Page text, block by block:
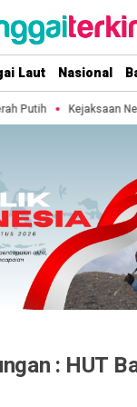
Laut Nasional
Negeri Banggai
: HUT